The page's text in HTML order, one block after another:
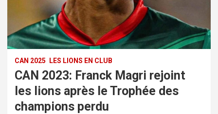
CAN 2025 LES LIONS EN CLUB
CAN 2023: Franck Magri rejoint
les lions après le Trophée des
champions perdu